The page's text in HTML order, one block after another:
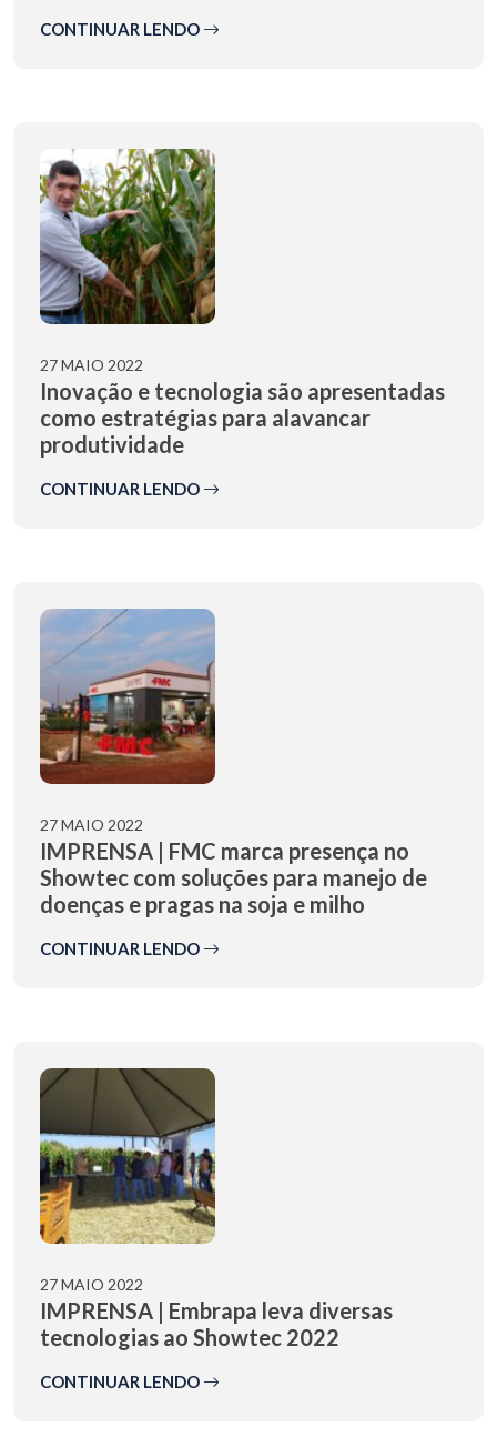
CONTINUAR LENDO
27 MAIO 2022
Inovação e tecnologia são apresentadas
como estratégias para alavancar
produtividade
CONTINUAR LENDO
27 MAIO 2022
IMPRENSA | FMC marca presença no
Showtec com soluções para manejo de
doenças e pragas na soja e milho
CONTINUAR LENDO
27 MAIO 2022
IMPRENSA | Embrapa leva diversas
tecnologias ao Showtec 2022
CONTINUAR LENDO